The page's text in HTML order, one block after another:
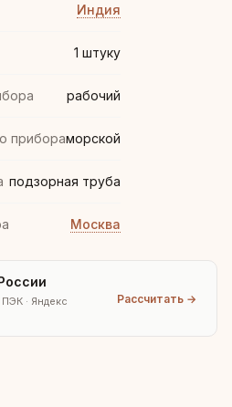
Индия
1 штуку
рабочий
прибораморской
подзорная труба
Москва
· Яндекс
Рассчитать →